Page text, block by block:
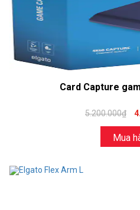
Card Capture
5.200.000₫
Mua